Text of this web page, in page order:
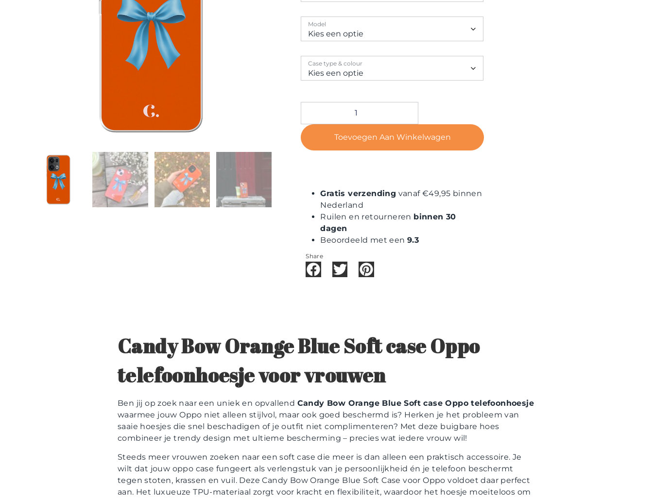
Model
Case type & colour
Toevoegen Aan Winkelwagen
Gratis verzending vanaf €49,95 binnen
Nederland
Ruilen en retourneren binnen 30
dagen
Beoordeeld met een9.3
Share
Candy Bow Orange Blue Soft case Oppo
telefoonhoesje voor vrouwen
Ben jij op zoek naar een uniek en opvallend Candy Bow Orange Blue Soft case Oppo telefoonhoesje
waarmee jouw Oppo niet alleen stijlvol, maar ook goed beschermd is? Herken je het probleem van
saaie hoesjes die snel beschadigen of je outfit niet complimenteren? Met deze buigbare hoes
combineer je trendy design met ultieme bescherming – precies wat iedere vrouw wil!
Steeds meer vrouwen zoeken naar een soft case die meer is dan alleen een praktisch accessoire. Je
wilt dat jouw oppo case fungeert als verlengstuk van je persoonlijkheid én je telefoon beschermt
tegen stoten, krassen en vuil. Deze Candy Bow Orange Blue Soft Case voor Oppo voldoet daar perfect
aan. Het luxueuze TPU-materiaal zorgt voor kracht en flexibiliteit, waardoor het hoesje moeiteloos om